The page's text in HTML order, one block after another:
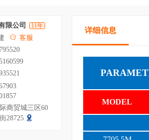
限公司 11年
客服
商贸城三区60
28725
详细信息
MODEL